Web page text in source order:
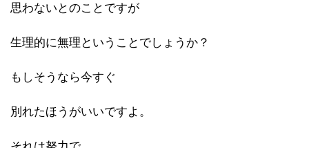
思わないとのことですが
生理的に無理ということでしょうか？
もしそうなら今すぐ
別れたほうがいいですよ。